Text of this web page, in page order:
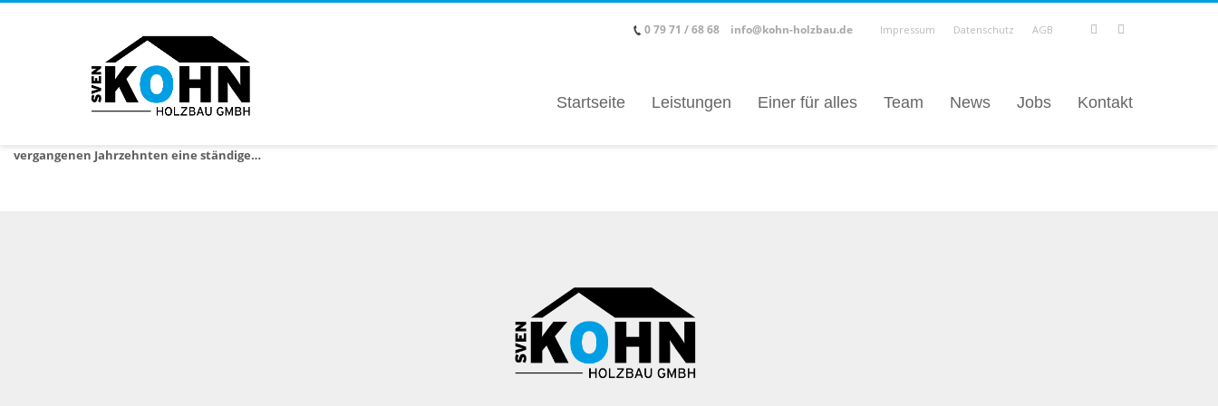
0 79 71 / 68 68 info@kohn-holzbau.de Impressum Datenschutz AGB
Startseite Leistungen Einer für alles Team News Jobs Kontakt
FLACHDACH-, BALKON- & TERRASSENSANIERUNG
vergangenen Jahrzehnten eine ständige…